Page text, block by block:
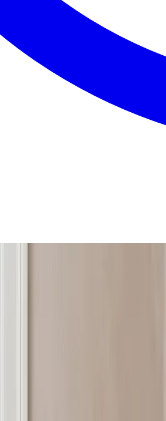
bliver skiftet ud. Vi